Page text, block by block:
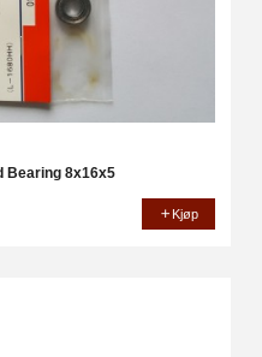
Bearing 8x16x5
Kjøp